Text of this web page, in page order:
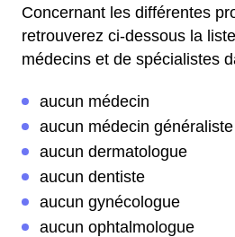
Concernant les différentes
retrouverez ci-dessous la
médecins et de spécialistes
aucun médecin
aucun médecin généraliste
aucun dermatologue
aucun dentiste
aucun gynécologue
aucun ophtalmologue